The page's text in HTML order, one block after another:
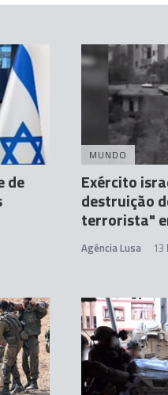
de
MUNDO
Exército
destruição
terrorista"
Agência Lusa 13